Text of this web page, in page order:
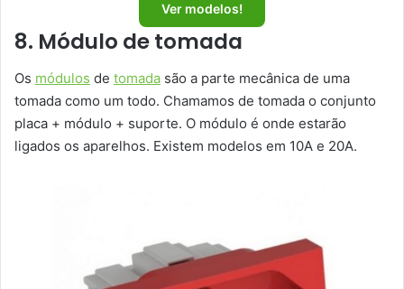
Ver modelos!
8. Módulo de tomada
Os módulos de tomada são a parte mecânica de uma
tomada como um todo. Chamamos de tomada o conjunto
placa + módulo + suporte. O módulo é onde estarão
ligados os aparelhos. Existem modelos em 10A e 20A.